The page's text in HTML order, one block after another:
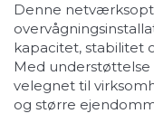
Denne
kapacitet, stabilitet
Med understøttelse
velegnet til
og større